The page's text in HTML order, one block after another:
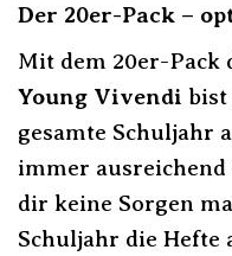
Der 20er-Pack –
Mit dem 20er-Pack
Young Vivendi bist
gesamte Schuljahr
immer
dir keine Sorgen
Schuljahr die Hefte